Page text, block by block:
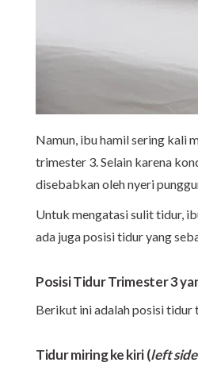
Namun, ibu hamil sering kali
trimester 3. Selain karena
disebabkan oleh nyeri
Untuk mengatasi sulit tidur,
ada juga posisi tidur yang
Posisi Tidur Trimester 3
Berikut ini adalah posisi tidur
Tidur miring ke kiri (left